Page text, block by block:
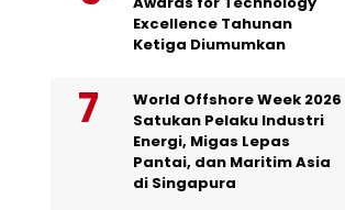
Excellence Tahunan
Ketiga Diumumkan
World Offshore Week 2026
Satukan Pelaku Industri
Energi, Migas Lepas
Pantai, dan Maritim Asia
di Singapura